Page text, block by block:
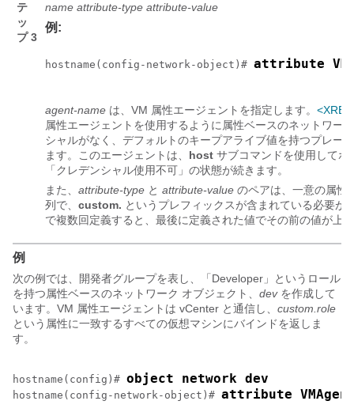
テ
ッ
プ 3
name attribute-type attribute-value
例:
hostname(config-network-object)# attribute
agent-name は、VM 属性エージェントを指定します。
属性エージェントを使用するように属性ベースのネットワー
シャルがなく、デフォルトのキープアライブ値を持つプレー
ます。このエージェントは、 host サブコマンドを使用して
「クレデンシャル使用不可」の状態が続きます。
また、 attribute-type と attribute-value のペアは、一意の属性
列で、 custom. というプレフィックスが含まれている必要が
で複数回定義すると、最後に定義された値でその前の値が上
例
次の例では、開発者グループを表し、「Developer」というロール
を持つ属性ベースのネットワーク オブジェクト、 dev を作成して
います。VM 属性エージェントは vCenter と通信し、 custom.role
という属性に一致するすべての仮想マシンにバインドを返しま
す。
hostname(config)# object network dev
hostname(config-network-object)# attribute